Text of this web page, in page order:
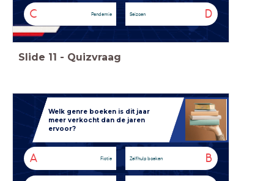
C Pandemie D
Seizoen
Slide 11 - Quizvraag
Welk genre boeken is dit jaar
meer verkocht dan de jaren
ervoor?
A Fictie B
Zelfhulp boeken